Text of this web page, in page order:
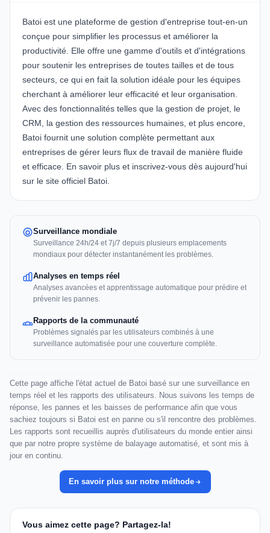
Batoi est une plateforme de gestion d'entreprise tout-en-un
conçue pour simplifier les processus et améliorer la
productivité. Elle offre une gamme d'outils et d'intégrations
pour soutenir les entreprises de toutes tailles et de tous
secteurs, ce qui en fait la solution idéale pour les équipes
cherchant à améliorer leur efficacité et leur organisation.
Avec des fonctionnalités telles que la gestion de projet, le
CRM, la gestion des ressources humaines, et plus encore,
Batoi fournit une solution complète permettant aux
entreprises de gérer leurs flux de travail de manière fluide
et efficace. En savoir plus et inscrivez-vous dès aujourd'hui
sur le site officiel Batoi.
Surveillance mondiale
Surveillance 24h/24 et 7j/7 depuis plusieurs emplacements
mondiaux pour détecter instantanément les problèmes.
Analyses en temps réel
Analyses avancées et apprentissage automatique pour prédire et
prévenir les pannes.
Rapports de la communauté
Problèmes signalés par les utilisateurs combinés à une
surveillance automatisée pour une couverture complète.
Cette page affiche l'état actuel de Batoi basé sur une surveillance en
temps réel et les rapports des utilisateurs. Nous suivons les temps de
réponse, les pannes et les baisses de performance afin que vous
sachiez toujours si Batoi est en panne ou s'il rencontre des problèmes.
Les rapports sont recueillis auprès d'utilisateurs du monde entier ainsi
que par notre propre système de balayage automatisé, et sont mis à
jour en continu.
En savoir plus sur notre méthode
Vous aimez cette page? Partagez-la!